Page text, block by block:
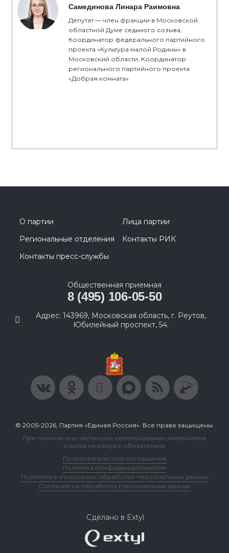
Самединова Линара Раимовна
Депутат — член фракции в Московской
областной Думе седьмого созыва,
Координатор федерального партийного
проекта «Культура малой Родины» в
Московский области, Координатор
регионального партийного проекта
«Добрая комната»
О партии
Лица партии
Региональные отделения
Контакты РИК
Контакты пресс-службы
Общественная приемная
8 (495) 106-05-50
Адрес: 143969, Московская область, г. Реутов,
Юбилейный проспект, 54.
© 2005-2026, Партия «Единая Россия». Все права защищены.
При полном или частичном использовании материалов
ссылка на ресурс обязательна.
Пользовательское соглашение
Политика конфиденциальности
Политика в отношении обработки персональных данных
Согласие на обработку персональных данных
Сделано в Extyl